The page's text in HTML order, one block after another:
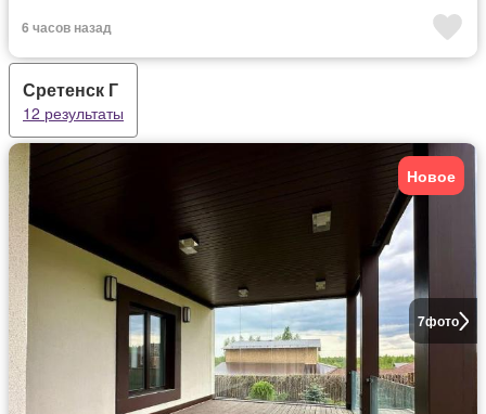
6 часов назад
Сретенск Г
12 результаты
7фото
Новое